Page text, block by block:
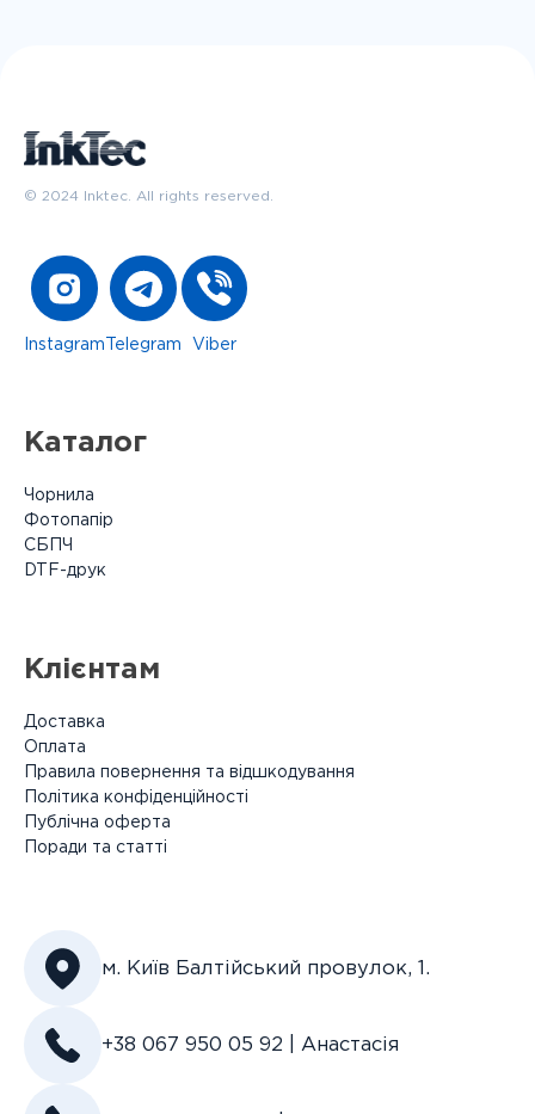
© 2024 Inktec. All rights reserved.
Instagram Telegram Viber
Каталог
Чорнила
Фотопапір
СБПЧ
DTF-друк
Клієнтам
Доставка
Оплата
Правила повернення та відшкодування
Політика конфіденційності
Публічна оферта
Поради та статті
м. Київ Балтійський провулок, 1.
+38 067 950 05 92 | Анастасія